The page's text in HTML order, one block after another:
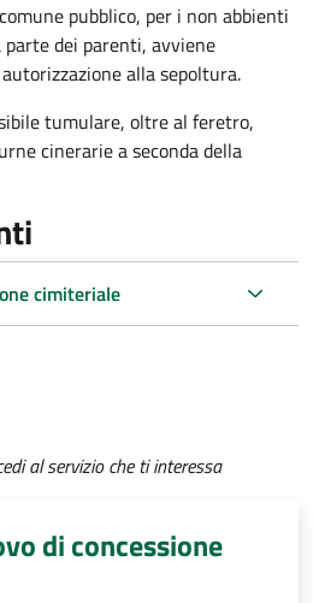
pubblico, per i non abbienti
dei parenti, avviene
alla sepoltura.
tumulare, oltre al feretro,
cinerarie a seconda della
cimiteriale
al servizio che ti interessa
di concessione